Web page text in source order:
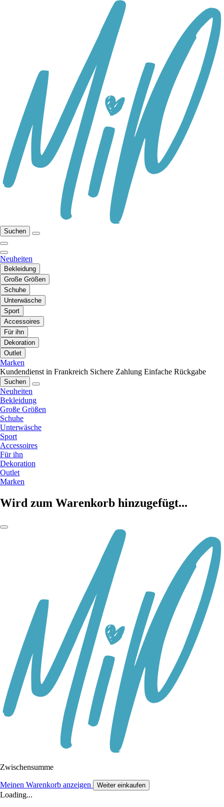
Suchen
Neuheiten
Bekleidung
Große Größen
Schuhe
Unterwäsche
Sport
Accessoires
Für ihn
Dekoration
Outlet
Marken
Kundendienst in Frankreich Sichere Zahlung Einfache Rückgabe
Suchen
Neuheiten
Bekleidung
Große Größen
Schuhe
Unterwäsche
Sport
Accessoires
Für ihn
Dekoration
Outlet
Marken
Wird zum Warenkorb hinzugefügt...
Zwischensumme
Meinen Warenkorb anzeigen Weiter einkaufen
Loading...